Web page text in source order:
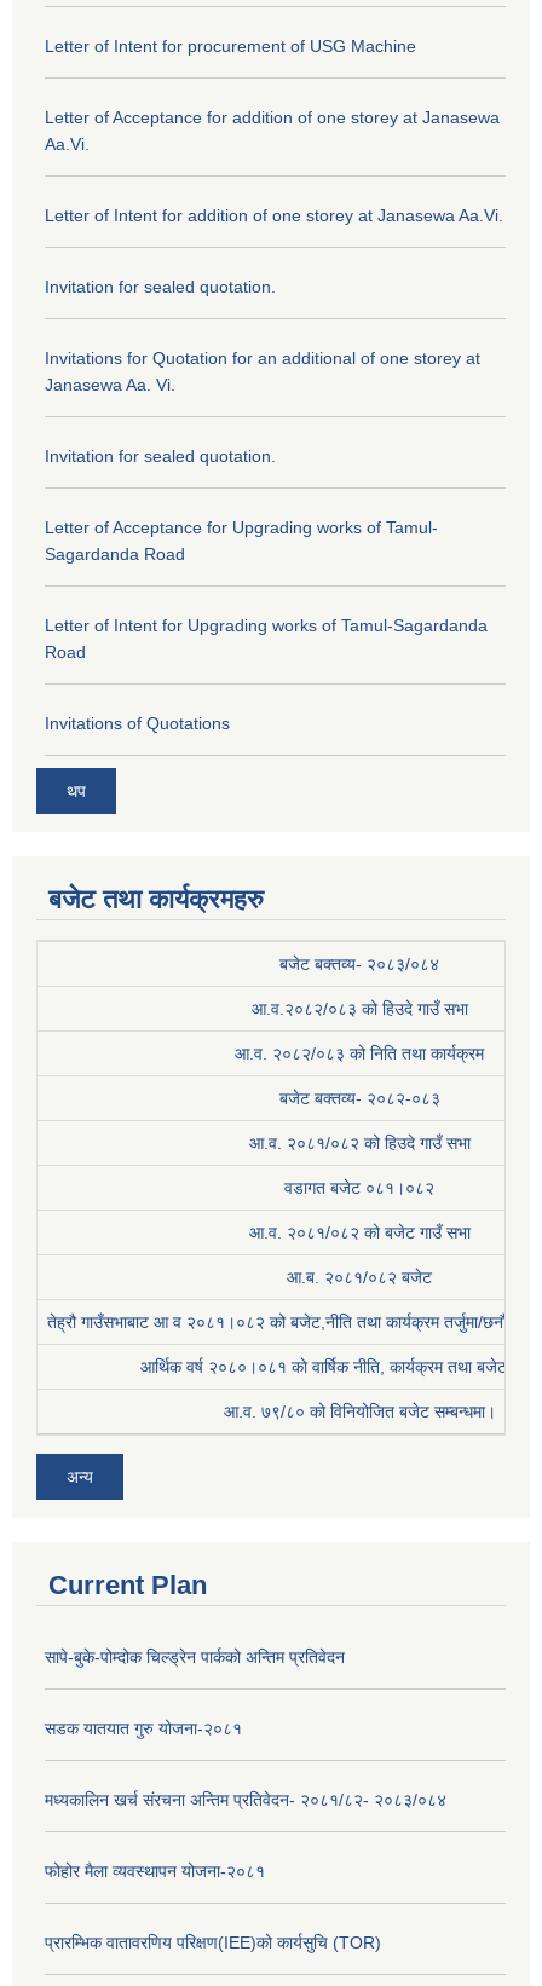
Letter of Intent for procurement of USG Machine
Letter of Acceptance for addition of one storey at Janasewa
Aa.Vi.
Letter of Intent for addition of one storey at Janasewa Aa.Vi.
Invitation for sealed quotation.
Invitations for Quotation for an additional of one storey at
Janasewa Aa. Vi.
Invitation for sealed quotation.
Letter of Acceptance for Upgrading works of Tamul-
Sagardanda Road
Letter of Intent for Upgrading works of Tamul-Sagardanda
Road
Invitations of Quotations
थप
बजेट तथा कार्यक्रमहरु
बजेट बक्तव्य- २०८३/०८४
आ.व.२०८२/०८३ को हिउदे गाउँ सभा
आ.व. २०८२/०८३ को निति तथा कार्यक्रम
बजेट बक्तव्य- २०८२-०८३
आ.व. २०८१/०८२ को हिउदे गाउँ सभा
वडागत बजेट ०८१।०८२
आ.व. २०८१/०८२ को बजेट गाउँ सभा
आ.ब. २०८१/०८२ बजेट
तेह्रौ गाउँसभाबाट आ व २०८१।०८२ को बजेट,नीति तथा कार्यक्रम तर्जुमा/छनौट
आर्थिक वर्ष २०८०।०८१ काे वार्षिक नीति, कार्यक्रम तथा बजेट
आ.व. ७९/८० को विनियोजित बजेट सम्बन्धमा।
अन्य
Current Plan
सापे-बुके-पोम्दोक चिल्ड्रेन पार्कको अन्तिम प्रतिवेदन
सडक यातयात गुरु योजना-२०८१
मध्यकालिन खर्च संरचना अन्तिम प्रतिवेदन- २०८१/८२- २०८३/०८४
फोहोर मैला व्यवस्थापन योजना-२०८१
प्रारम्भिक वातावरणिय परिक्षण(IEE)को कार्यसुचि (TOR)